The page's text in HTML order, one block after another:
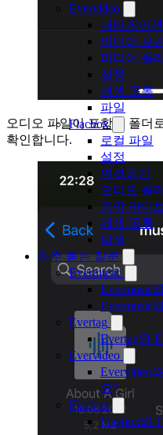
Evervideo
내비게이션
미디어 보
미디어 플
설정
재생 목록
파일
Flacbox
로컬 파일
설정
연결하기
오디오 플
음악 라이
재생 목록
탐색
자주 묻는 질문
Evermusic
Evermusic
Evermusic
Evertag
Evertag와
Evervideo
Evervideo
요?
Flacbox
Flacbox와
오디오 파일이 포함된 폴더
확인합니다.